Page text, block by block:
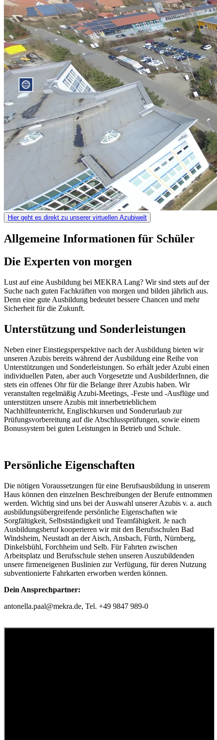
Hier geht es direkt zu unserer virtuellen Azubiwelt
Allgemeine Informationen für Schüler
Die Experten von morgen
Lust auf eine Ausbildung bei MEKRA Lang? Wir sind stets auf der
Suche nach guten Fachkräften von morgen und bilden jährlich aus.
Denn eine gute Ausbildung bedeutet bessere Chancen und mehr
Sicherheit für die Zukunft.
Unterstützung und Sonderleistungen
Neben einer Einstiegsperspektive nach der Ausbildung bieten wir
unseren Azubis bereits während der Ausbildung eine Reihe von
Unterstützungen und Sonderleistungen. So erhält jeder Azubi einen
individuellen Paten, aber auch Vorgesetzte und AusbilderInnen, die
stets ein offenes Ohr für die Belange ihrer Azubis haben. Wir
veranstalten regelmäßig Azubi-Meetings, -Feste und -Ausflüge und
unterstützen unsere Azubis mit innerbetrieblichem
Nachhilfeunterricht, Englischkursen und Sonderurlaub zur
Prüfungsvorbereitung auf die Abschlussprüfungen, sowie einem
Bonussystem bei guten Leistungen in Betrieb und Schule.
Persönliche Eigenschaften
Die nötigen Voraussetzungen für eine Berufsausbildung in unserem
Haus können den einzelnen Beschreibungen der Berufe entnommen
werden. Wichtig sind uns bei der Auswahl unserer Azubis v. a. auch
ausbildungsübergreifende persönliche Eigenschaften wie
Sorgfältigkeit, Selbstständigkeit und Teamfähigkeit. Je nach
Ausbildungsberuf kooperieren wir mit den Berufsschulen Bad
Windsheim, Neustadt an der Aisch, Ansbach, Fürth, Nürnberg,
Dinkelsbühl, Forchheim und Selb. Für Fahrten zwischen
Arbeitsplatz und Berufsschule stehen unseren Auszubildenden
unsere firmeneigenen Buslinien zur Verfügung, für deren Nutzung
subventionierte Fahrkarten erworben werden können.
Dein Ansprechpartner:
antonella.paal@mekra.de, Tel. +49 9847 989-0